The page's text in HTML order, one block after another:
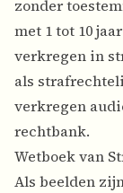
zonder
met 1 tot 10
verkregen in
als
verkregen
rechtbank.
Wetboek van
Als beelden